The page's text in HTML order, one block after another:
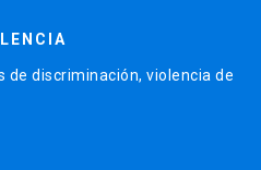
de discriminación, violencia de